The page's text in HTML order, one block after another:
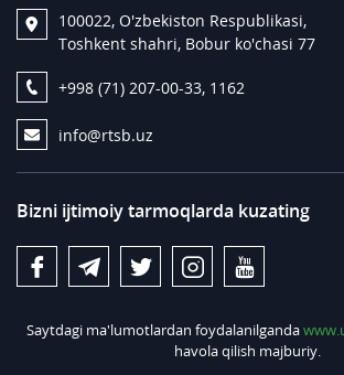
100022, O'zbekiston Respublikasi,
Toshkent shahri, Bobur ko'chasi 77
+998 (71) 207-00-33, 1162
info@rtsb.uz
Bizni ijtimoiy tarmoqlarda kuzating
Saytdagi ma'lumotlardan foydalanilganda
havola qilish majburiy.